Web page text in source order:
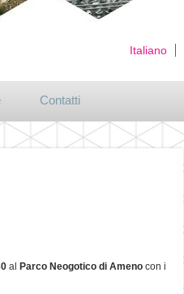
Italiano
Contatti
al Parco Neogotico di Amenocon i